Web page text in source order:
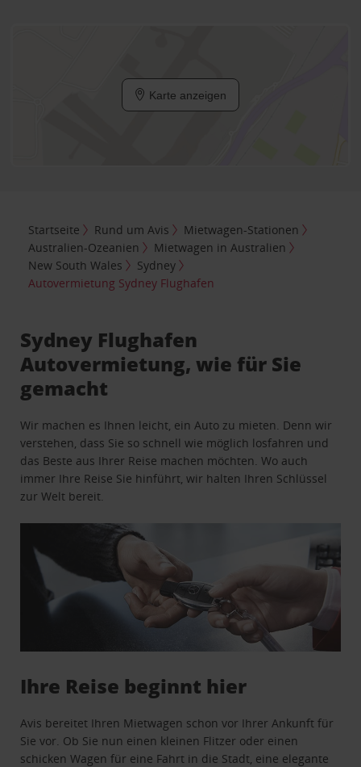
Karte anzeigen
Startseite Rund um Avis
Mietwagen-Stationen
Australien-Ozeanien
Mietwagen in Australien
New South Wales
Sydney
Autovermietung Sydney Flughafen
Sydney Flughafen
Autovermietung, wie für Sie
gemacht
Wir machen es Ihnen leicht, ein Auto zu mieten. Denn wir
verstehen, dass Sie so schnell wie möglich losfahren und
das Beste aus Ihrer Reise machen möchten. Wo auch
immer Ihre Reise Sie hinführt, wir halten Ihren Schlüssel
zur Welt bereit.
Ihre Reise beginnt hier
Avis bereitet Ihren Mietwagen schon vor Ihrer Ankunft für
Sie vor. Ob Sie nun einen kleinen Flitzer oder einen
schicken Wagen für eine Fahrt in die Stadt, eine elegante